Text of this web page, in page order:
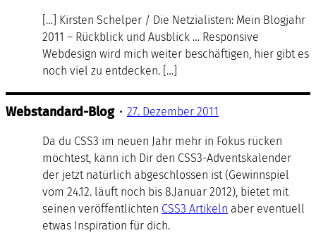
[…] Kirsten Schelper / Die Netzialisten: Mein Blogjahr
2011 – Rückblick und Ausblick … Responsive
Webdesign wird mich weiter beschäf­tigen, hier gibt es
noch viel zu entdecken. […]
Webstandard-Blog • 27. Dezember 2011
Da du CSS3 im neuen Jahr mehr in Fokus rücken
möchtest, kann ich Dir den CSS3-Adventskalender
der jetzt natürlich abgeschlossen ist (Gewinnspiel
vom 24.12. läuft noch bis 8.Januar 2012), bietet mit
seinen veröffentlichten CSS3 Artikeln aber eventuell
etwas Inspiration für dich.